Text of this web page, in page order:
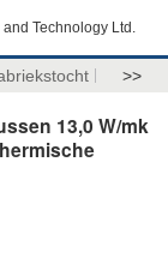
Technology Ltd.
>>
13,0 W/mk